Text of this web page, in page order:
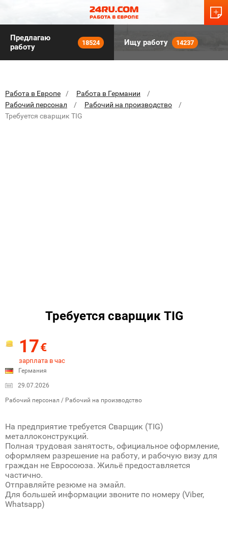
Предлагаю
работу
18524 Ищу работу 14237
Работа в Европе
Работа в Германии
Рабочий персонал
Рабочий на производство
Требуется сварщик TIG
Требуется сварщик TIG
17€
зарплата в час
Германия
29.07.2026
Рабочий персонал / Рабочий на производство
На предприятие требуется Сварщик (TIG)
металлоконструкций.
Полная трудовая занятость, официальное оформление,
оформляем разрешение на работу, и рабочую визу для
граждан не Евросоюза. Жильё предоставляется
частично.
Отправляйте резюме на эмайл.
Для большей информации звоните по номеру (Viber,
Whatsapp)